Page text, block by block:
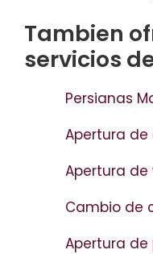
Tambien
servicios
Persianas
Apertura de
Apertura de
Cambio de
Apertura de